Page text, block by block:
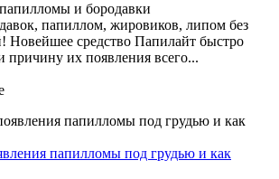
и бородавки
папиллом, жировиков, липом без
Новейшее средство Папилайт быстро
причину их появления всего...
папилломы под грудью и как